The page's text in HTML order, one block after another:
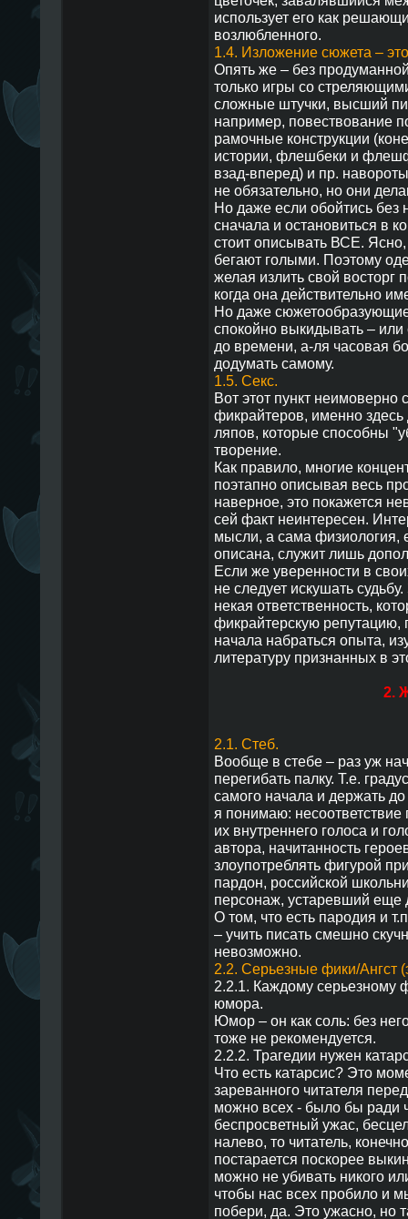
использует его как
возлюбленного.
1.4. Изложение сюжета –
Опять же – без
только игры со
сложные штучки, высший
например, повествование
рамочные конструкции
истории, флешбеки и
взад-вперед) и пр.
не обязательно, но они
Но даже если обойтись без
сначала и остановиться в
стоит описывать ВСЕ.
бегают голыми. Поэтому
желая излить свой восторг
когда она действительно
Но даже
спокойно выкидывать – или
до времени, а-ля часовая
додумать самому.
1.5. Секс.
Вот этот пункт
фикрайтеров, именно
ляпов, которые способны
творение.
Как правило, многие
поэтапно описывая весь
наверное, это покажется
сей факт неинтересен.
мысли, а сама физиология,
описана, служит лишь
Если же уверенности в
не следует искушать
некая ответственность,
фикрайтерскую репутацию,
начала набраться опыта,
литературу признанных в
2.
2.1. Стеб.
Вообще в стебе – раз уж
перегибать палку. Т.е.
самого начала и держать
я понимаю: несоответствие
их внутреннего голоса и
автора, начитанность
злоупотреблять фигурой
пардон, российской
персонаж, устаревший еще
О том, что есть пародия и
– учить писать смешно
невозможно.
2.2. Серьезные фики/Ангст
2.2.1. Каждому серьезному
юмора.
Юмор – он как соль: без
тоже не рекомендуется.
2.2.2. Трагедии нужен
Что есть катарсис? Это
зареванного читателя
можно всех - было бы ради
беспросветный ужас,
налево, то читатель,
постарается поскорее
можно не убивать никого
чтобы нас всех пробило и
побери, да. Это ужасно, но